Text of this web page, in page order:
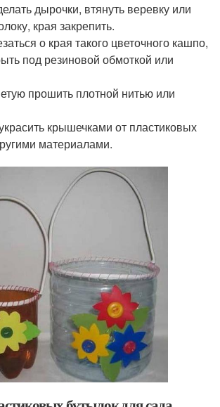
дырочки, втянуть веревку или
края закрепить.
о края такого цветочного кашпо,
под резиновой обмоткой или
прошить плотной нитью или
крышечками от пластиковых
материалами.